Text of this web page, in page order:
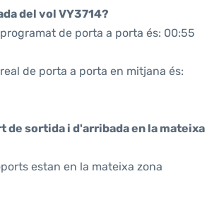
del vol VY3714?
de porta a porta és: 00:55
de porta a porta en mitjana és:
de sortida i d'arribada en la mateixa
estan en la mateixa zona